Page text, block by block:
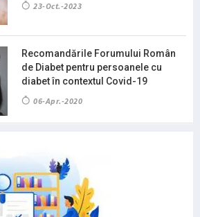
23-Oct.-2023
Recomandările Forumului Român
de Diabet pentru persoanele cu
diabet în contextul Covid-19
06-Apr.-2020